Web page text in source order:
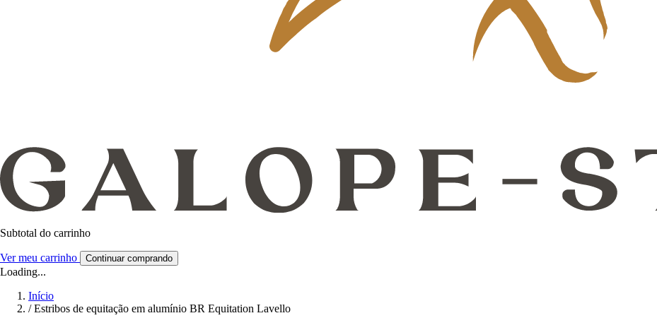
Subtotal do carrinho
Ver meu carrinho Continuar comprando
Loading...
Início
/ Estribos de equitação em alumínio BR Equitation Lavello